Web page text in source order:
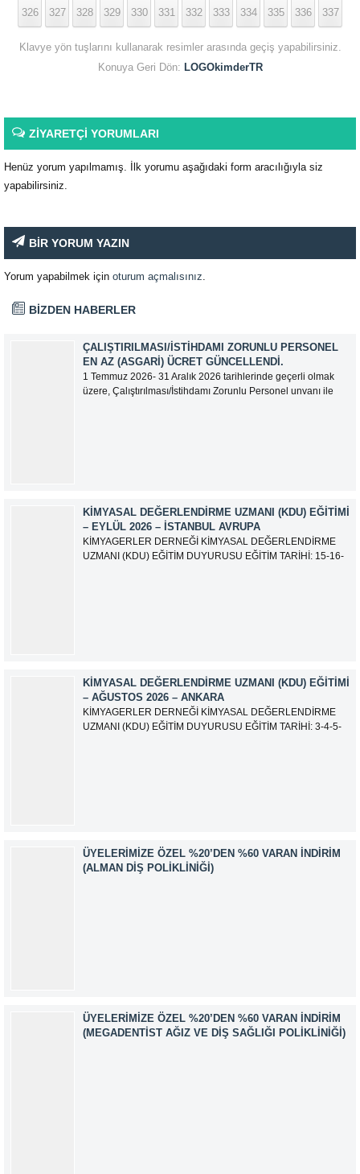
326 327 328 329 330 331 332 333 334 335 336 337
Klavye yön tuşlarını kullanarak resimler arasında geçiş yapabilirsiniz.
Konuya Geri Dön: LOGOkimderTR
ZİYARETÇİ YORUMLARI
Henüz yorum yapılmamış. İlk yorumu aşağıdaki form aracılığıyla siz
yapabilirsiniz.
BİR YORUM YAZIN
Yorum yapabilmek için oturum açmalısınız
BİZDEN HABERLER
ÇALIŞTIRILMASI/İSTIHDAMI ZORUNLU PERSONEL
EN AZ (ASGARI) ÜCRET GÜNCELLENDI.
1 Temmuz 2026- 31 Aralık 2026 tarihlerinde geçerli olmak
üzere, Çalıştırılması/İstihdamı Zorunlu Personel unvanı ile
KIMYASAL DEĞERLENDIRME UZMANI (KDU) EĞITIMI
– EYLÜL 2026 – İSTANBUL AVRUPA
KİMYAGERLER DERNEĞİ KİMYASAL DEĞERLENDİRME
UZMANI (KDU) EĞİTİM DUYURUSU EĞİTİM TARİHİ: 15-16-
KIMYASAL DEĞERLENDIRME UZMANI (KDU) EĞITIMI
– AĞUSTOS 2026 – ANKARA
KİMYAGERLER DERNEĞİ KİMYASAL DEĞERLENDİRME
UZMANI (KDU) EĞİTİM DUYURUSU EĞİTİM TARİHİ: 3-4-5-
ÜYELERIMIZE ÖZEL %20’DEN %60 VARAN İNDIRIM
(ALMAN DIŞ POLIKLINIĞI)
ÜYELERIMIZE ÖZEL %20’DEN %60 VARAN İNDIRIM
(MEGADENTIST AĞIZ VE DIŞ SAĞLIĞI POLIKLINIĞI)